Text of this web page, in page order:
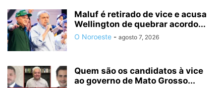
Maluf é retirado de vice e acusa
Wellington de quebrar acordo...
O Noroeste - agosto 7, 2026
Quem são os candidatos à vice
ao governo de Mato Grosso...